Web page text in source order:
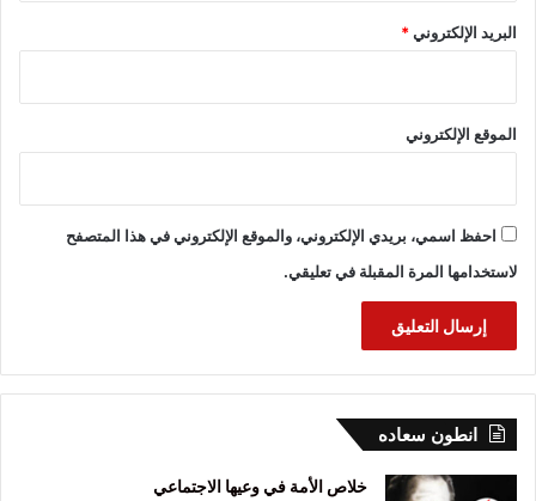
البريد الإلكتروني*
الموقع الإلكتروني
احفظ اسمي، بريدي الإلكتروني، والموقع الإلكتروني في هذا المتصفح
لاستخدامها المرة المقبلة في تعليقي.
انطون سعاده
خلاص الأمة في وعيها الاجتماعي